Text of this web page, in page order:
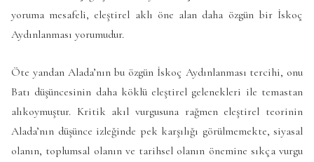
yoruma mesafeli, eleştirel aklı öne alan daha özgün bir İskoç
Aydınlanması yorumudur.
Öte yandan Alada’nın bu özgün İskoç Aydınlanması tercihi, onu
Batı düşüncesinin daha köklü eleştirel gelenekleri ile temastan
alıkoymuştur. Kritik akıl vurgusuna rağmen eleştirel teorinin
Alada’nın düşünce izleğinde pek karşılığı görülmemekte, siyasal
olanın, toplumsal olanın ve tarihsel olanın önemine sıkça vurgu